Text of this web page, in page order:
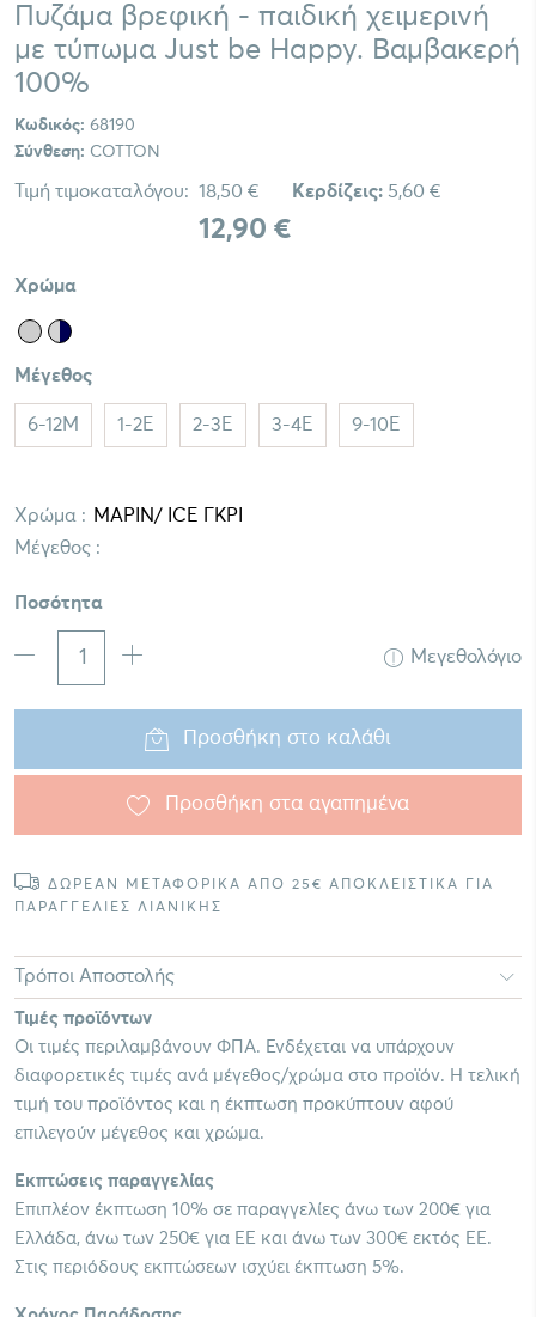
Πυζάμα βρεφική - παιδική χειμερινή
με τύπωμα Just be Happy. Bαμβακερή
100%
Κωδικός: 68190
Σύνθεση: COTTON
Τιμή τιμοκαταλόγου: 18,50 €
12,90 €
Κερδίζεις: 5,60 €
Χρώμα
Μέγεθος
6-12M 1-2E 2-3E 3-4E 9-10E
Χρώμα :
Μέγεθος :
Ποσότητα
Μεγεθολόγιο
Προσθήκη στο καλάθι
Προσθήκη στα αγαπημένα
ΔΩΡΕΑΝ ΜΕΤΑΦΟΡΙΚΑ ΑΠΟ 25€ ΑΠΟΚΛΕΙΣΤΙΚΑ ΓΙΑ
ΠΑΡΑΓΓΕΛΙΕΣ ΛΙΑΝΙΚΗΣ
Τρόποι Αποστολής
Τιμές προϊόντων
Οι τιμές περιλαμβάνουν ΦΠΑ. Ενδέχεται να υπάρχουν
διαφορετικές τιμές ανά μέγεθος/χρώμα στο προϊόν. Η τελική
τιμή του προϊόντος και η έκπτωση προκύπτουν αφού
επιλεγούν μέγεθος και χρώμα.
Εκπτώσεις παραγγελίας
Επιπλέον έκπτωση 10% σε παραγγελίες άνω των 200€ για
Ελλάδα, άνω των 250€ για ΕΕ και άνω των 300€ εκτός ΕΕ.
Στις περιόδους εκπτώσεων ισχύει έκπτωση 5%.